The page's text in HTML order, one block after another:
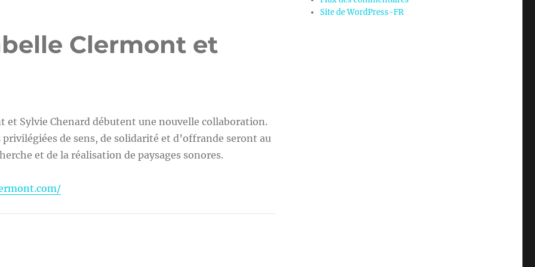
Clermont et
et Sylvie Chenard débutent une nouvelle collaboration.
de sens, de solidarité et d’offrande seront au
et de la réalisation de paysages sonores.
Site de WordPress-FR